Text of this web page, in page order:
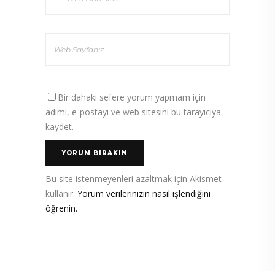
Bir dahaki sefere yorum yapmam için
adımı, e-postayı ve web sitesini bu tarayıcıya
kaydet.
Bu site istenmeyenleri azaltmak için Akismet
kullanır. Yorum verilerinizin nasıl işlendiğini
öğrenin.